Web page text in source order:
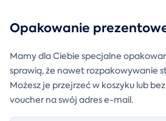
Opakowanie
Mamy dla Ciebie specjalne
sprawią, że nawet rozpakowywanie
Możesz je przejrzeć w koszyku lub
voucher na swój adres e-mail.